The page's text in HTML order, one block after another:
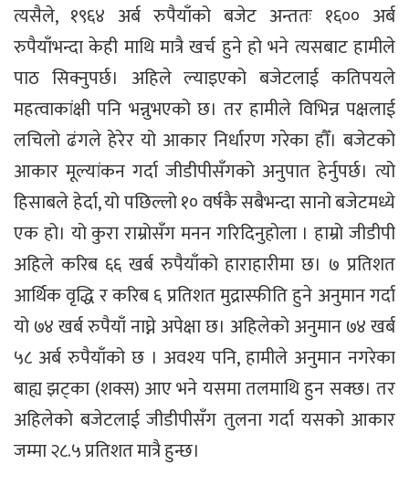
त्यसैले, १९६४ अर्ब रुपैयाँको बजेट अन्ततः १६०० अर्ब
रुपैयाँभन्दा केही माथि मात्रै खर्च हुने हो भने त्यसबाट हामीले
पाठ सिक्नुपर्छ। अहिले ल्याइएको बजेटलाई कतिपयले
महत्वाकांक्षी पनि भन्नुभएको छ। तर हामीले विभिन्न पक्षलाई
लचिलो ढंगले हेरेर यो आकार निर्धारण गरेका हौँ। बजेटको
आकार मूल्यांकन गर्दा जीडीपीसँगको अनुपात हेर्नुपर्छ। त्यो
हिसाबले हेर्दा, यो पछिल्लो १० वर्षकै सबैभन्दा सानो बजेटमध्ये
एक हो। यो कुरा राम्रोसँग मनन गरिदिनुहोला । हाम्रो जीडीपी
अहिले करिब ६६ खर्ब रुपैयाँको हाराहारीमा छ। ७ प्रतिशत
आर्थिक वृद्धि र करिब ६ प्रतिशत मुद्रास्फीति हुने अनुमान गर्दा
यो ७४ खर्ब रुपैयाँ नाघ्ने अपेक्षा छ। अहिलेको अनुमान ७४ खर्ब
५८ अर्ब रुपैयाँको छ । अवश्य पनि, हामीले अनुमान नगरेका
बाह्य झट्का (शक्स) आए भने यसमा तलमाथि हुन सक्छ। तर
अहिलेको बजेटलाई जीडीपीसँग तुलना गर्दा यसको आकार
जम्मा २८.५ प्रतिशत मात्रै हुन्छ।